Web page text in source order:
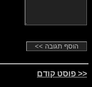
<< פוסט קודם